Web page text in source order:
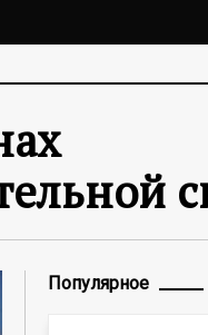
Популярное